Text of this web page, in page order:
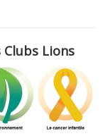
Lions